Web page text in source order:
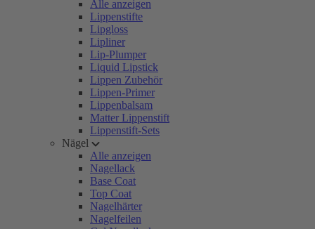
Alle anzeigen
Lippenstifte
Lipgloss
Lipliner
Lip-Plumper
Liquid Lipstick
Lippen Zubehör
Lippen-Primer
Lippenbalsam
Matter Lippenstift
Lippenstift-Sets
Nägel
Alle anzeigen
Nagellack
Base Coat
Top Coat
Nagelhärter
Nagelfeilen